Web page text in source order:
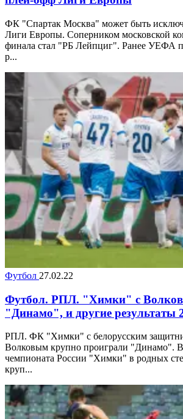
ФК "Спартак Москва" может быть
Лиги Европы. Соперником московской
финала стал "РБ Лейпциг". Ранее УЕФА
р...
Футбол 27.02.22
Футбол. РПЛ. "Химки" с
"Динамо", и другие результаты
РПЛ. ФК "Химки" с белорусским
Волковым крупно проиграли "Динамо". В
чемпионата России "Химки" в родных
круп...